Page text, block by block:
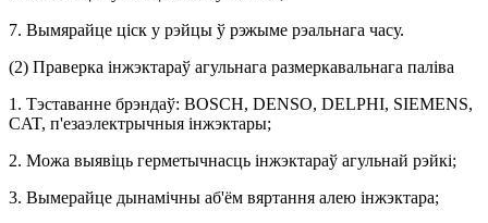
7. Вымярайце ціск у рэйцы ў рэжыме рэальнага часу.
(2) Праверка інжэктараў агульнага размеркавальнага паліва
1. Тэставанне брэндаў: BOSCH, DENSO, DELPHI, SIEMENS,
CAT, п'езаэлектрычныя інжэктары;
2. Можа выявіць герметычнасць інжэктараў агульнай рэйкі;
3. Вымерайце дынамічны аб'ём вяртання алею інжэктара;